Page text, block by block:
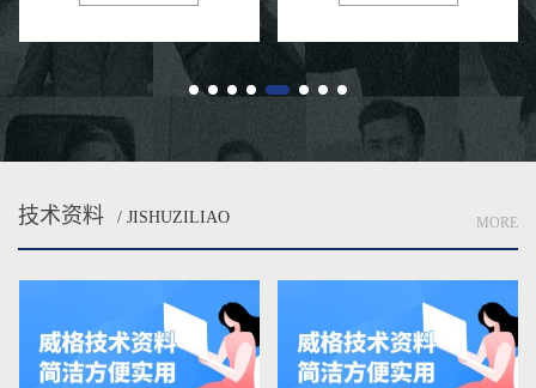
电脑等电子设备的应急充电。随着
所，确保在主电源中断时为关键设
接...
技术资料 / JISHUZILIAO MORE